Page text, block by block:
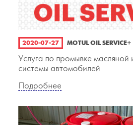
2020-07-27 MOTUL OIL SERVICE+
Услуга по промывке масляной
системы автомобилей
Подробнее